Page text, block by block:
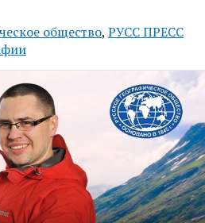
общество, РУСС ПРЕСС